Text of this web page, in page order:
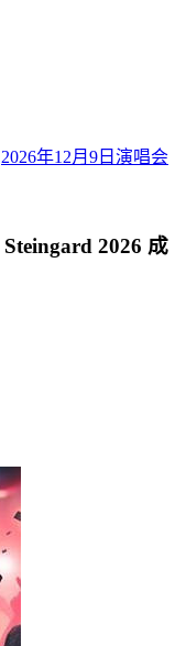
2026年12月9日演唱会
2026 成